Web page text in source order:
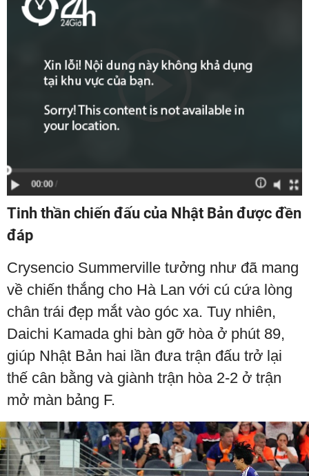
Tinh thần chiến đấu của Nhật Bản được đền
đáp
Crysencio Summerville tưởng như đã mang
về chiến thắng cho Hà Lan với cú cứa lòng
chân trái đẹp mắt vào góc xa. Tuy nhiên,
Daichi Kamada ghi bàn gỡ hòa ở phút 89,
giúp Nhật Bản hai lần đưa trận đấu trở lại
thế cân bằng và giành trận hòa 2-2 ở trận
mở màn bảng F.